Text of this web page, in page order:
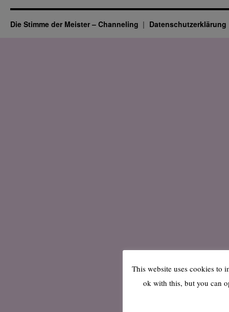
Die Stimme der Meister – Channeling Datenschutz­erklärung
This website uses cookies to
ok with this, but you can